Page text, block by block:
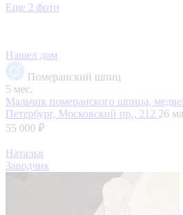
Еще 2 фото
Нашел дом
Померанский шпиц
5 мес.
Мальчик померанского шпица,
Петербург, Московский пр., 212 26
55 000 ₽
Наталья
Заводчик